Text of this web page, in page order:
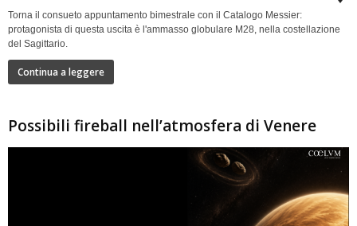
Torna il consueto appuntamento bimestrale con il Catalogo Messier:
protagonista di questa uscita è l'ammasso globulare M28, nella costellazione
del Sagittario.
Continua a leggere
Possibili fireball nell’atmosfera di Venere